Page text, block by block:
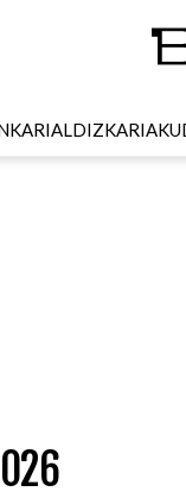
ALDIZKARIA